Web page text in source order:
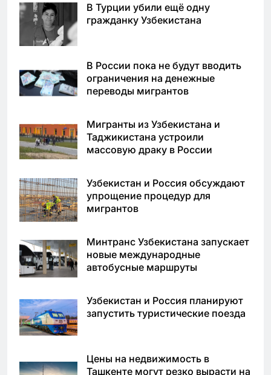
В Турции убили ещё одну
гражданку Узбекистана
В России пока не будут вводить
ограничения на денежные
переводы мигрантов
Мигранты из Узбекистана и
Таджикистана устроили
массовую драку в России
Узбекистан и Россия обсуждают
упрощение процедур для
мигрантов
Минтранс Узбекистана запускает
новые международные
автобусные маршруты
Узбекистан и Россия планируют
запустить туристические поезда
Цены на недвижимость в
Ташкенте могут резко вырасти на